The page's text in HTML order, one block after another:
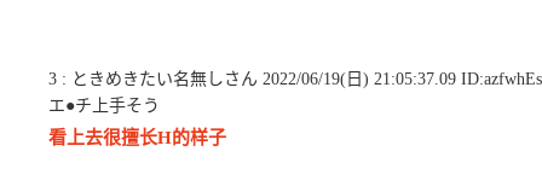
3 : ときめきたい名無しさん 2022/06/19(日) 21:05:37.09
エ●チ上手そう
看上去很擅长H的样子